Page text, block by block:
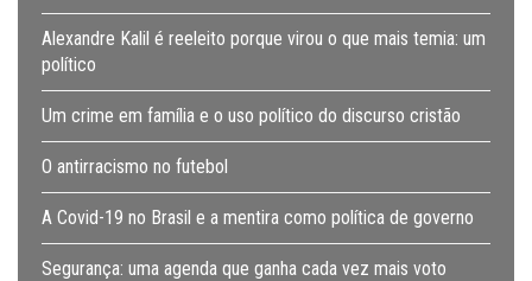
Alexandre Kalil é reeleito porque virou o que mais temia: um
político
Um crime em família e o uso político do discurso cristão
O antirracismo no futebol
A Covid-19 no Brasil e a mentira como política de governo
Segurança: uma agenda que ganha cada vez mais voto